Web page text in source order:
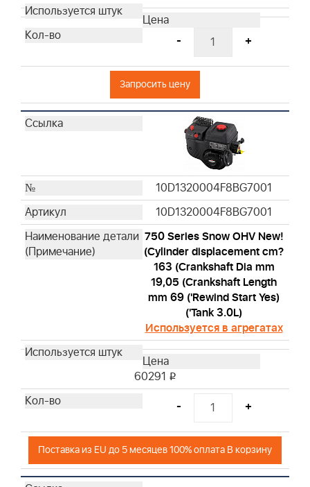
- +
Запросить цену
10D1320004F8BG7001
10D1320004F8BG7001
750 Series Snow OHV New!
(Cylinder displacement cm?
163 (Crankshaft Dia mm
19,05 (Crankshaft Length
mm 69 ('Rewind Start Yes)
('Tank 3.0L)
Используется в агрегатах
60291 i
- +
Поставка из EU до 5 месяцев 100% оплата В корзину